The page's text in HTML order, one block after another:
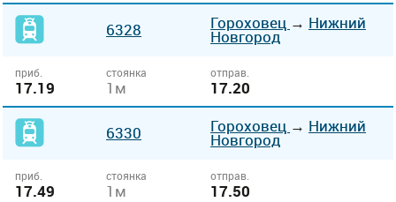
6328 Гороховец → Нижний
Новгород
приб.
17.19
стоянка
1м
отправ.
17.20
6330 Гороховец → Нижний
Новгород
приб.
17.49
стоянка
1м
отправ.
17.50